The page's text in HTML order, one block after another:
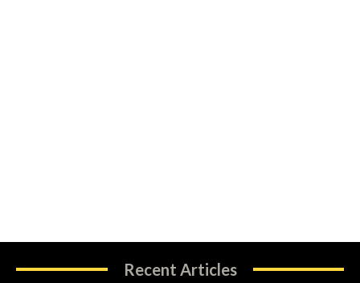
Recent Articles